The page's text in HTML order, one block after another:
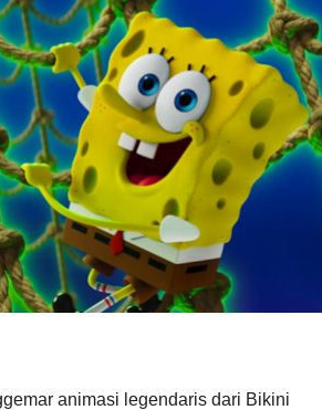
animasi legendaris dari Bikini